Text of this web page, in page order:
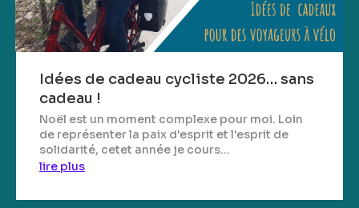
Idées de cadeau cycliste 2026… sans
cadeau !
Noël est un moment complexe pour moi. Loin
de représenter la paix d'esprit et l'esprit de
solidarité, cetet année je cours...
lire plus